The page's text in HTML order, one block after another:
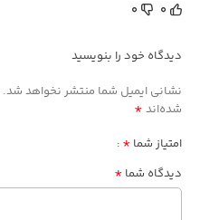
0
0
دیدگاه خود را بنویسید
نشانی ایمیل شما منتشر نخواهد شد.
شده‌اند *
امتیاز شما *
دیدگاه شما *